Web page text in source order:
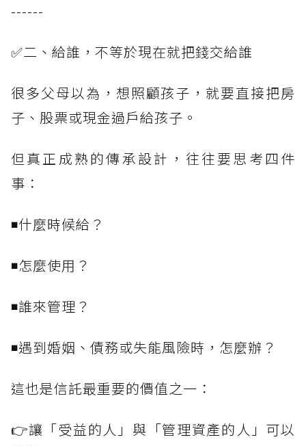
------
✅二、給誰，不等於現在就把錢交給誰
很多父母以為，想照顧孩子，就要直接把房
子、股票或現金過戶給孩子。
但真正成熟的傳承設計，往往要思考四件
事：
◾什麼時候給？
◾怎麼使用？
◾誰來管理？
◾遇到婚姻、債務或失能風險時，怎麼辦？
這也是信託最重要的價值之一：
👉讓「受益的人」與「管理資產的人」可以